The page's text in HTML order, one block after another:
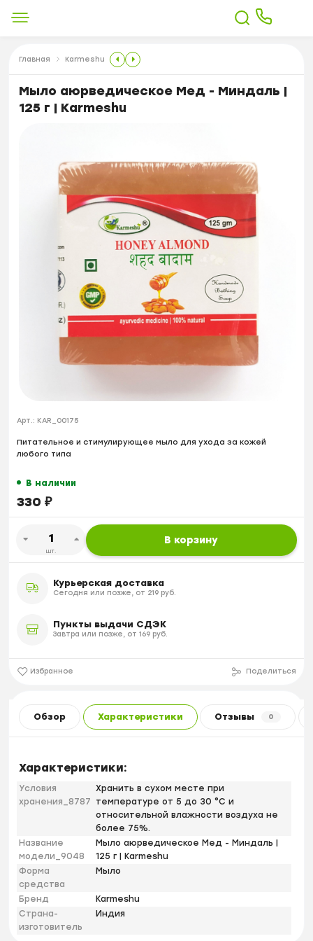
Главная Karmeshu
Мыло аюрведическое Мед - Миндаль |
125 г | Karmeshu
Арт.: KAR_00175
Питательное и стимулирующее мыло для ухода за кожей
любого типа
В наличии
330 ₽
шт.
В корзину
Курьерская доставка
Сегодня или позже, от 219 руб.
Пункты выдачи СДЭК
Завтра или позже, от 169 руб.
Избранное Поделиться
Обзор Характеристики Отзывы 0
Характеристики:
Условия
хранения_8787
Хранить в сухом месте при
температуре от 5 до 30 °С и
относительной влажности воздуха не
более 75%.
Название
модели_9048
Мыло аюрведическое Мед - Миндаль |
125 г | Karmeshu
Форма
средства
Мыло
Бренд
Karmeshu
Страна-
изготовитель
Индия